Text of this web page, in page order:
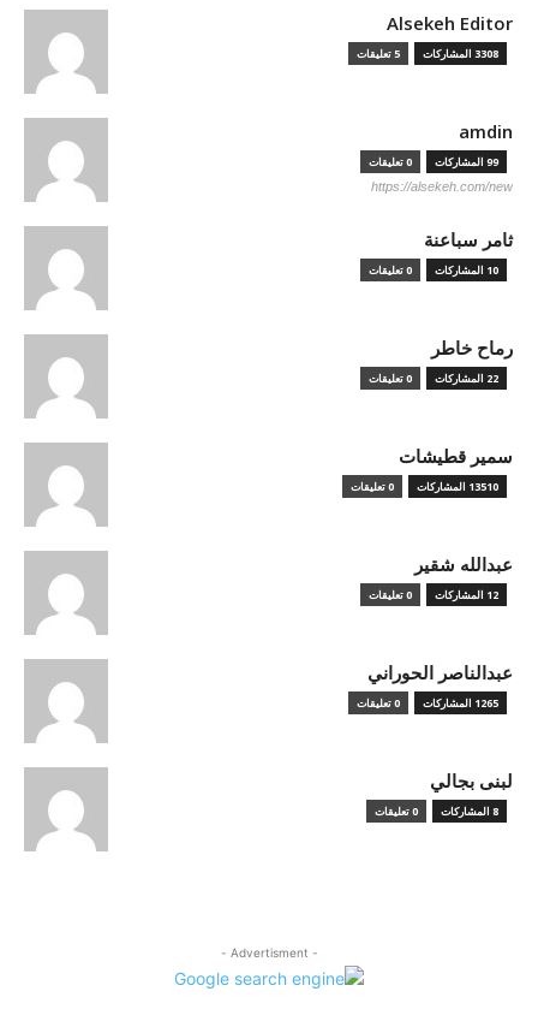
Alsekeh Editor
3308 المشاركات 5 تعليقات
amdin
99 المشاركات 0 تعليقات
https://alsekeh.com/new
ثامر سباعنة
10 المشاركات 0 تعليقات
رماح خاطر
22 المشاركات 0 تعليقات
سمير قطيشات
13510 المشاركات 0 تعليقات
عبدالله شقير
12 المشاركات 0 تعليقات
عبدالناصر الحوراني
1265 المشاركات 0 تعليقات
لبنى بجالي
8 المشاركات 0 تعليقات
- Advertisment -